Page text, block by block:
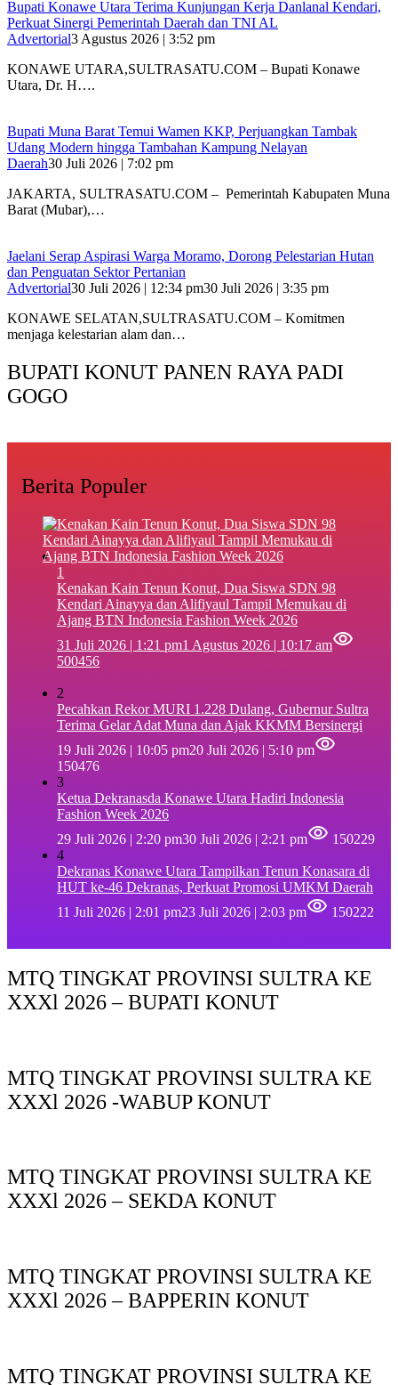
Bupati Konawe Utara Terima Kunjungan Kerja Danlanal Kendari,
Perkuat Sinergi Pemerintah Daerah dan TNI AL
Advertorial3 Agustus 2026 | 3:52 pm
‎KONAWE UTARA,SULTRASATU.COM – Bupati Konawe
Utara, Dr. H….
‎Bupati Muna Barat Temui Wamen KKP, Perjuangkan Tambak
Udang Modern hingga Tambahan Kampung Nelayan
Daerah30 Juli 2026 | 7:02 pm
‎JAKARTA, SULTRASATU.COM – Pemerintah Kabupaten Muna
Barat (Mubar),…
Jaelani Serap Aspirasi Warga Moramo, Dorong Pelestarian Hutan
dan Penguatan Sektor Pertanian
Advertorial30 Juli 2026 | 12:34 pm30 Juli 2026 | 3:35 pm
KONAWE SELATAN,SULTRASATU.COM – Komitmen
menjaga kelestarian alam dan…
BUPATI KONUT PANEN RAYA PADI
GOGO
Berita Populer
1
‎Kenakan Kain Tenun Konut, Dua Siswa SDN 98
Kendari Ainayya dan Alifiyaul Tampil Memukau di
Ajang BTN Indonesia Fashion Week 2026
31 Juli 2026 | 1:21 pm1 Agustus 2026 | 10:17 am
500456
2
Pecahkan Rekor MURI 1.228 Dulang, Gubernur Sultra
Terima Gelar Adat Muna dan Ajak KKMM Bersinergi
19 Juli 2026 | 10:05 pm20 Juli 2026 | 5:10 pm
150476
3
Ketua Dekranasda Konawe Utara Hadiri Indonesia
Fashion Week 2026
29 Juli 2026 | 2:20 pm30 Juli 2026 | 2:21 pm
150229
4
Dekranas Konawe Utara Tampilkan Tenun Konasara di
HUT ke-46 Dekranas, Perkuat Promosi UMKM Daerah
11 Juli 2026 | 2:01 pm23 Juli 2026 | 2:03 pm 150222
MTQ TINGKAT PROVINSI SULTRA KE
XXXl 2026 – BUPATI KONUT
MTQ TINGKAT PROVINSI SULTRA KE
XXXl 2026 -WABUP KONUT
MTQ TINGKAT PROVINSI SULTRA KE
XXXl 2026 – SEKDA KONUT
MTQ TINGKAT PROVINSI SULTRA KE
XXXl 2026 – BAPPERIN KONUT
MTQ TINGKAT PROVINSI SULTRA KE